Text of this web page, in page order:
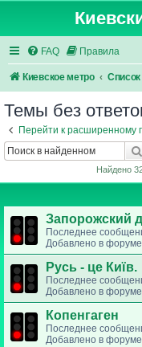
FAQ Правила
Киевское метро
Темы без
Перейти к расширенному
Найдено
Запорожский
Последнее
Добавлено в форуме
Русь - це Київ.
Последнее
Добавлено в форуме
Копенгаген
Последнее
Добавлено в форуме